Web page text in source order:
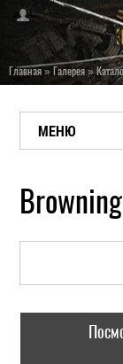
Главная»Галерея»
МЕНЮ